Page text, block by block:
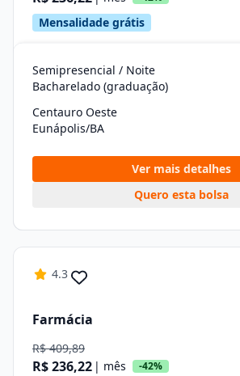
Mensalidade grátis
Semipresencial / Noite
Bacharelado (graduação)
Centauro Oeste
Eunápolis/BA
Ver mais detalhes
Quero esta bolsa
4.3
Farmácia
R$ 409,89
R$ 236,22 | mês -42%